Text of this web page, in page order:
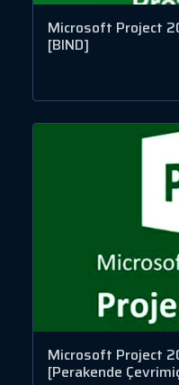
Microsoft Project
[BIND]
Microsoft Project
[Perakende